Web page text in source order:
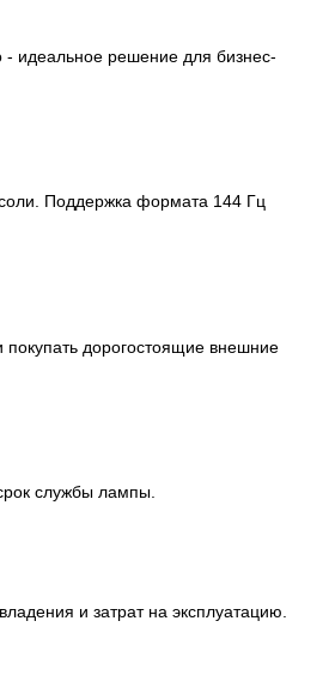
- идеальное решение для бизнес-
Поддержка формата 144 Гц
дорогостоящие внешние
службы лампы.
и затрат на эксплуатацию.